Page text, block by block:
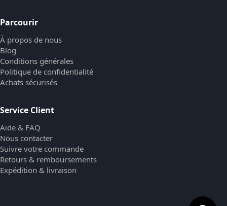
Parcourir
À propos de nous
Blog
Conditions générales
Politique de confidentialité
Achats sécurisés
Service Client
Aide & FAQ
Nous contacter
Suivre votre commande
Retours & remboursements
Expédition & livraison